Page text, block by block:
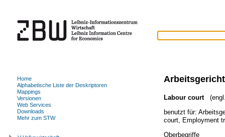
Arbeitsgericht
Labour court
benutzt für:
court, Employment
Oberbegriffe
Home
Alphabetische Liste der Deskriptoren
Mappings
Versionen
Web Services
Downloads
Mehr zum STW